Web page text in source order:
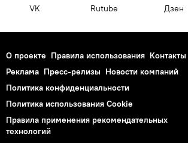
VK Rutube Дзен
О проекте Правила использования Контакты
Реклама Пресс-релизы Новости компаний
Политика конфиденциальности
Политика использования Cookie
Правила применения рекомендательных
технологий